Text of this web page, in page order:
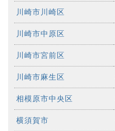
川崎市川崎区
川崎市中原区
川崎市宮前区
川崎市麻生区
相模原市中央区
横須賀市